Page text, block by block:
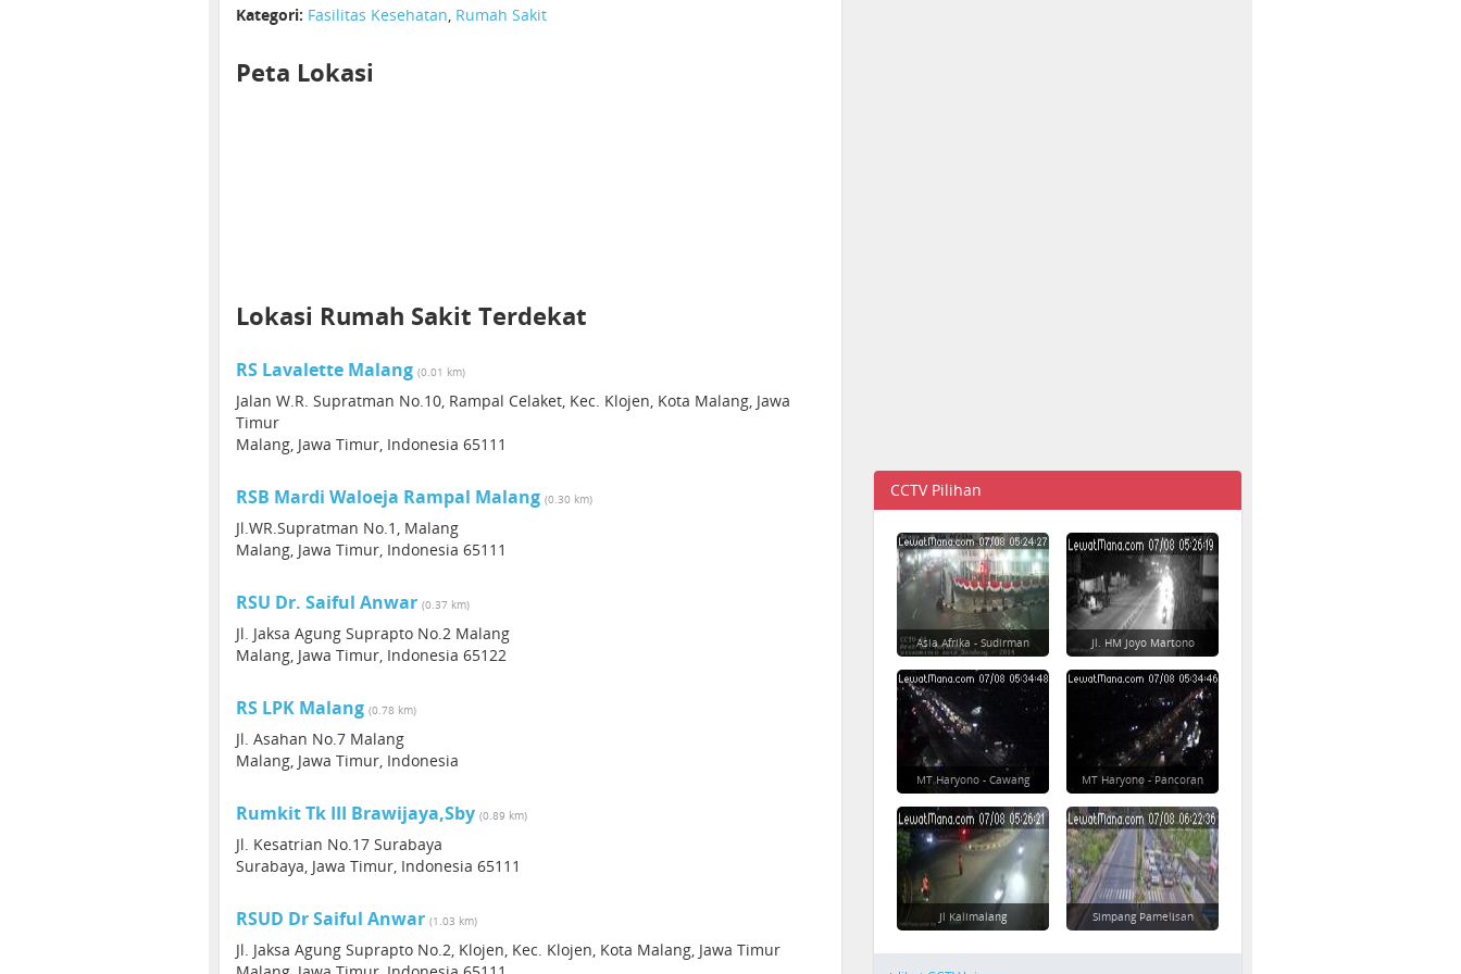
Kategori: Fasilitas Kesehatan, Rumah Sakit
Peta Lokasi
Lokasi Rumah Sakit Terdekat
RS Lavalette Malang (0.01 km)
Jalan W.R. Supratman No.10, Rampal Celaket, Kec. Klojen, Kota Malang, Jawa
Timur
Malang, Jawa Timur, Indonesia 65111
RSB Mardi Waloeja Rampal Malang (0.30 km)
Jl.WR.Supratman No.1, Malang
Malang, Jawa Timur, Indonesia 65111
RSU Dr. Saiful Anwar (0.37 km)
Jl. Jaksa Agung Suprapto No.2 Malang
Malang, Jawa Timur, Indonesia 65122
RS LPK Malang (0.78 km)
Jl. Asahan No.7 Malang
Malang, Jawa Timur, Indonesia
Rumkit Tk III Brawijaya,Sby (0.89 km)
Jl. Kesatrian No.17 Surabaya
Surabaya, Jawa Timur, Indonesia 65111
RSUD Dr Saiful Anwar (1.03 km)
Jl. Jaksa Agung Suprapto No.2, Klojen, Kec. Klojen, Kota Malang, Jawa Timur
CCTV Pilihan
Asia Afrika - Sudirman Jl. HM Joyo Martono
MT Haryono - Cawang MT Haryono - Pancoran
Jl Kalimalang Simpang Pamelisan